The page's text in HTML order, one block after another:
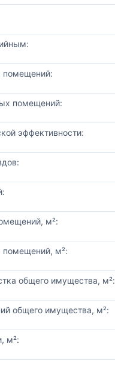
помещений:
помещений:
эффективности:
м²:
м²:
общего имущества, м²:
общего имущества, м²:
м²: